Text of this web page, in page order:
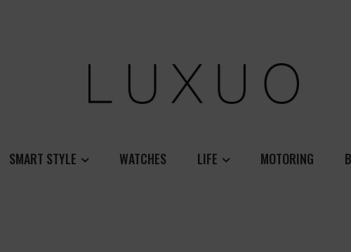
SMART STYLE WATCHES LIFE MOTORING